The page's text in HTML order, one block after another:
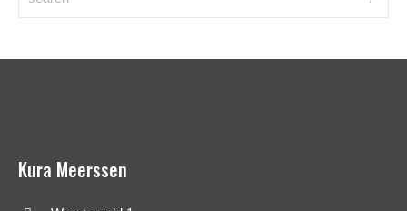
Kura Meerssen